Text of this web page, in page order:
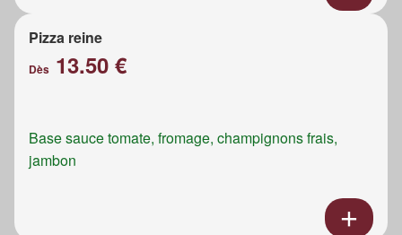
Pizza reine
Dès 13.50 €
Base sauce tomate, fromage, champignons frais,
jambon